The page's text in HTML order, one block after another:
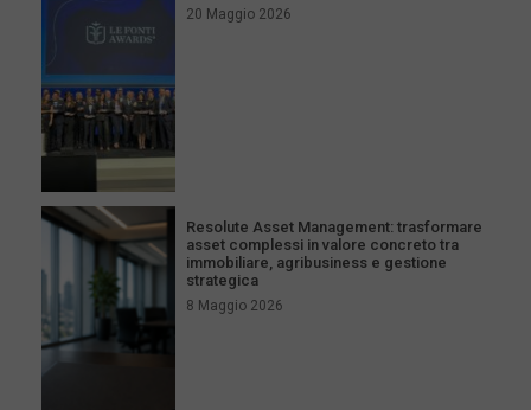
20 Maggio 2026
Resolute Asset Management: trasformare
asset complessi in valore concreto tra
immobiliare, agribusiness e gestione
strategica
8 Maggio 2026